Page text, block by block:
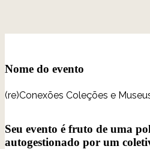
Nome do evento
(re)Conexões Coleções e
Seu evento é fruto de uma
autogestionado por um